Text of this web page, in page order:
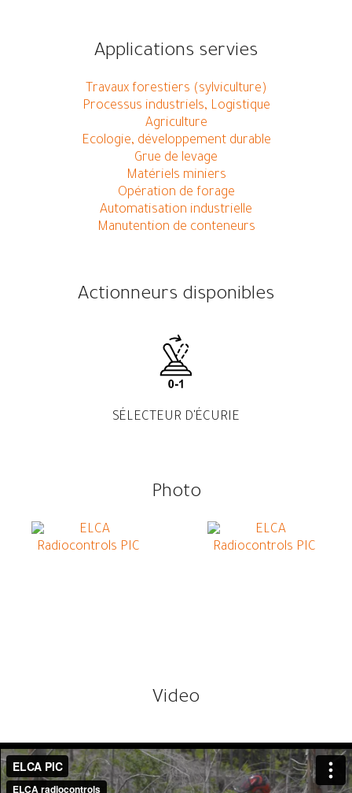
Applications servies
Travaux forestiers (sylviculture)
Processus industriels, Logistique
Agriculture
Ecologie, développement durable
Grue de levage
Matériels miniers
Opération de forage
Automatisation industrielle
Manutention de conteneurs
Actionneurs disponibles
SÉLECTEUR D'ÉCURIE
Photo
Video